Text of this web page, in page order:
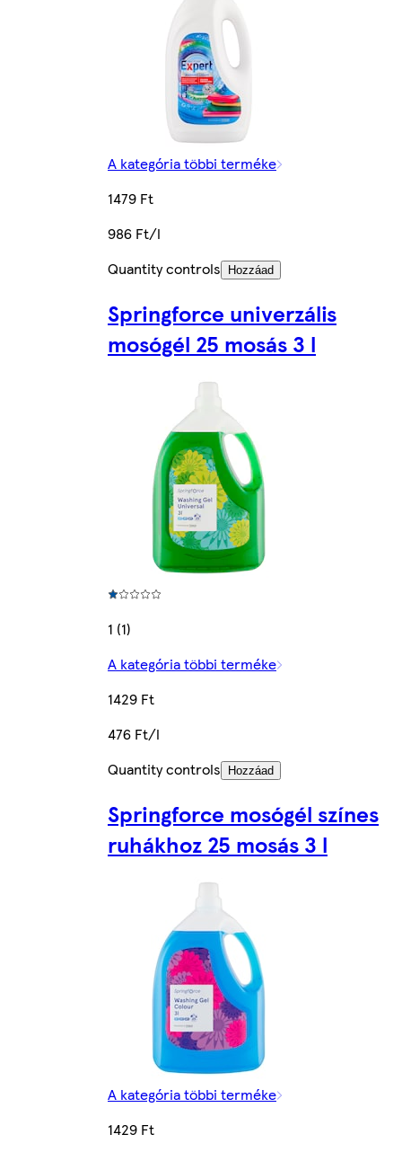
A kategória többi terméke
1479 Ft
986 Ft/l
Quantity controls
Hozzáad
Springforce univerzális
mosógél 25 mosás 3 l
1 (1)
A kategória többi terméke
1429 Ft
476 Ft/l
Quantity controls
Hozzáad
Springforce mosógél színes
ruhákhoz 25 mosás 3 l
A kategória többi terméke
1429 Ft